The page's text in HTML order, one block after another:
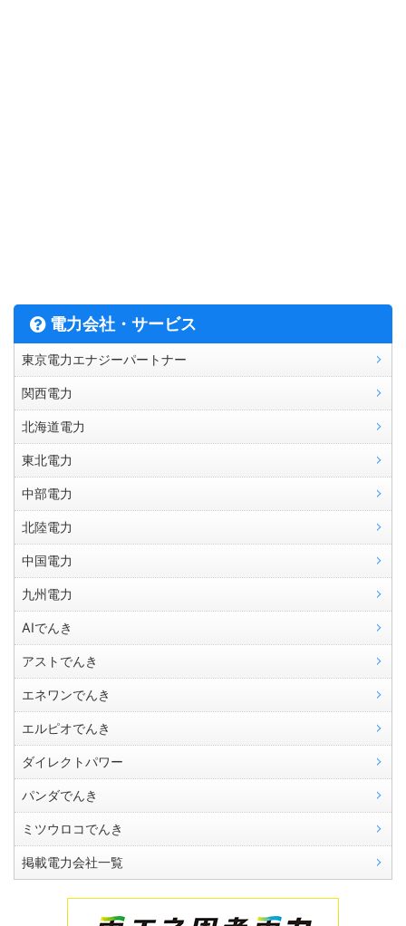
電力会社・サービス
東京電力エナジーパートナー
関西電力
北海道電力
東北電力
中部電力
北陸電力
中国電力
九州電力
AIでんき
アストでんき
エネワンでんき
エルピオでんき
ダイレクトパワー
パンダでんき
ミツウロコでんき
掲載電力会社一覧